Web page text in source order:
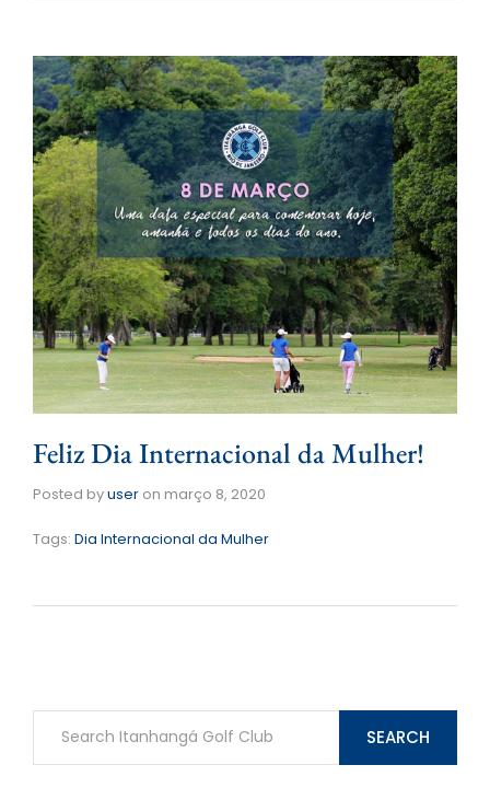
Feliz Dia Internacional da Mulher!
Posted byuser on março 8, 2020
Tags: Dia Internacional da Mulher
SEARCH